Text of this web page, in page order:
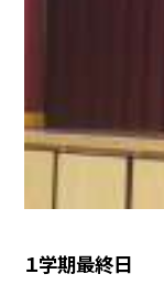
１学期最終日